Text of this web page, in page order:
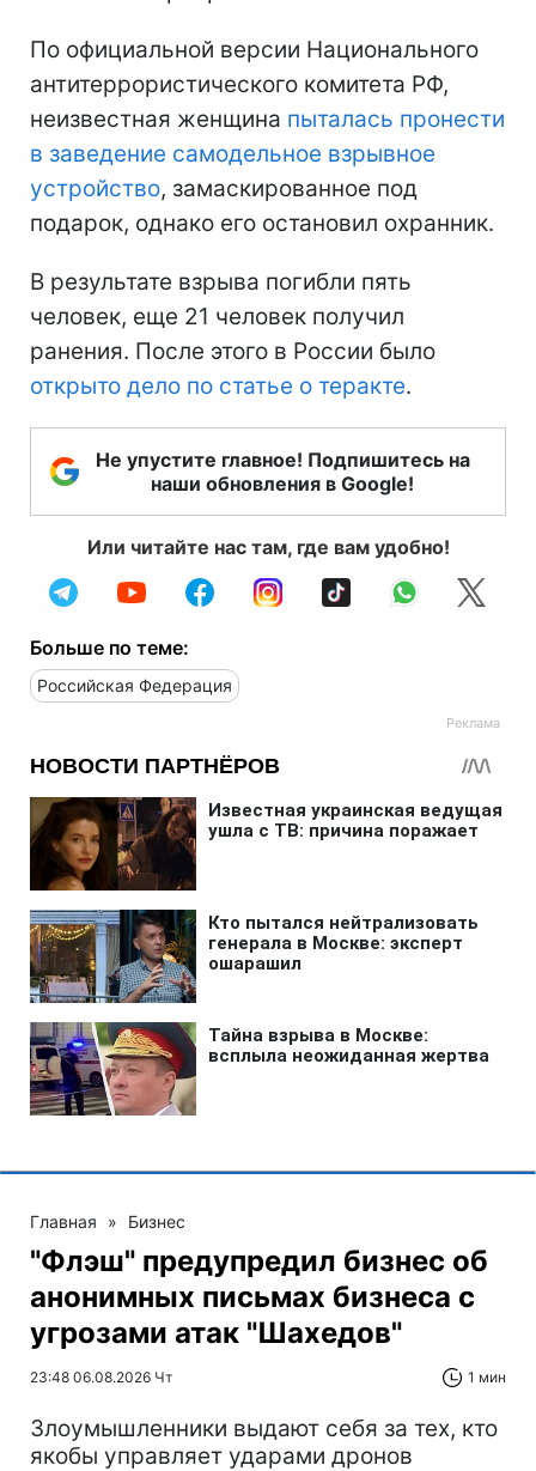
По официальной версии Национального
антитеррористического комитета РФ,
неизвестная женщина пыталась пронести
в заведение самодельное взрывное
устройство, замаскированное под
подарок, однако его остановил охранник.
В результате взрыва погибли пять
человек, еще 21 человек получил
ранения. После этого в России было
открыто дело по статье о теракте.
Не упустите главное! Подпишитесь на
наши обновления в Google!
Или читайте нас там, где вам удобно!
Больше по теме:
Российская Федерация
Главная » Бизнес
"Флэш" предупредил бизнес об
анонимных письмах бизнеса с
угрозами атак "Шахедов"
23:48 06.08.2026 Чт 1 мин
Злоумышленники выдают себя за тех, кто
якобы управляет ударами дронов